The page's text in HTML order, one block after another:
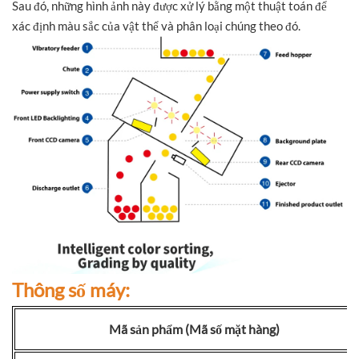
Sau đó, những hình ảnh này được xử lý bằng một thuật toán để
xác định màu sắc của vật thể và phân loại chúng theo đó.
Thông số máy:
Mã sản phẩm (Mã số mặt hàng)